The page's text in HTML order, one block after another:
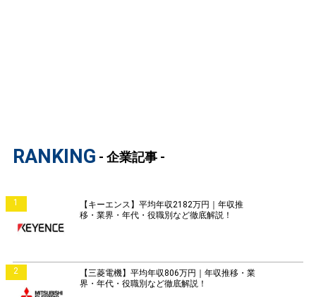
RANKING - 企業記事 -
1
【キーエンス】平均年収2182万円｜年収推
移・業界・年代・役職別など徹底解説！
2
【三菱電機】平均年収806万円｜年収推移・業
界・年代・役職別など徹底解説！